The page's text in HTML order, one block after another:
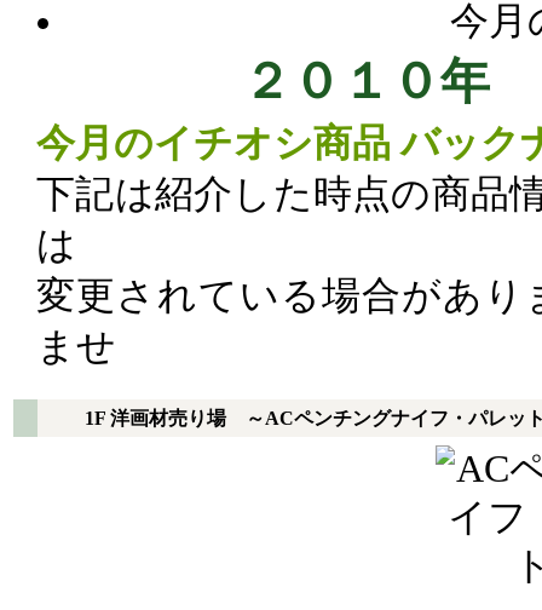
今月
２０１０年
今月のイチオシ商品 バック
下記は紹介した時点の商品
は
変更されている場合があ
ませ
1F 洋画材売り場 ～ACペンチングナイフ・パレッ